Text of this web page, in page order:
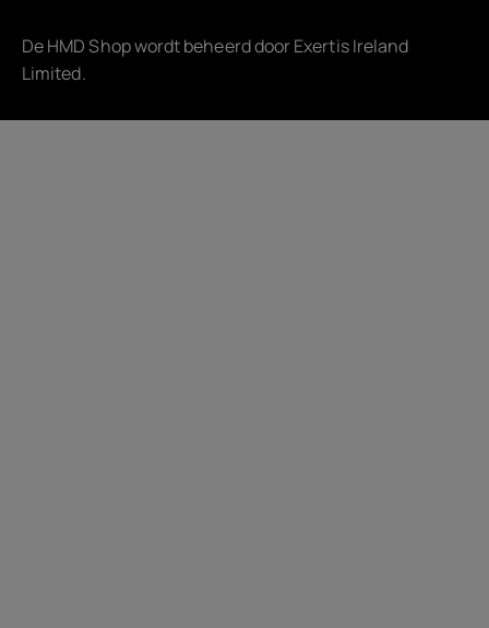
De HMD Shop wordt beheerd doorExertis Ireland
Limited.